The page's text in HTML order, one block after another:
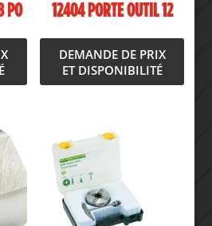
PO 12404 PORTE OUTIL 12
DEMANDE DE PRIX
ET DISPONIBILITÉ